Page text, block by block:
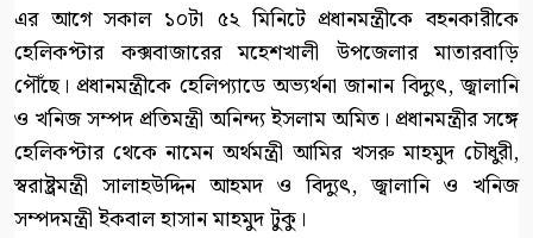
এর আগে সকাল ১০টা ৫২ মিনিটে প্রধানমন্ত্রীকে বহনকারীকে
হেলিকপ্টার কক্সবাজারের মহেশখালী উপজেলার মাতারবাড়ি
পৌঁছে। প্রধানমন্ত্রীকে হেলিপ্যাডে অভ্যর্থনা জানান বিদ্যুৎ, জ্বালানি
ও খনিজ সম্পদ প্রতিমন্ত্রী অনিন্দ্য ইসলাম অমিত। প্রধানমন্ত্রীর সঙ্গে
হেলিকপ্টার থেকে নামেন অর্থমন্ত্রী আমির খসরু মাহমুদ চৌধুরী,
স্বরাষ্ট্রমন্ত্রী সালাহউদ্দিন আহমদ ও বিদ্যুৎ, জ্বালানি ও খনিজ
সম্পদমন্ত্রী ইকবাল হাসান মাহমুদ টুকু।